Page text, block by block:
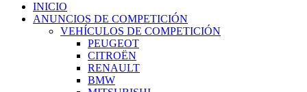
INICIO
ANUNCIOS DE COMPETICIÓN
VEHÍCULOS DE COMPETICIÓN
PEUGEOT
CITROËN
RENAULT
BMW